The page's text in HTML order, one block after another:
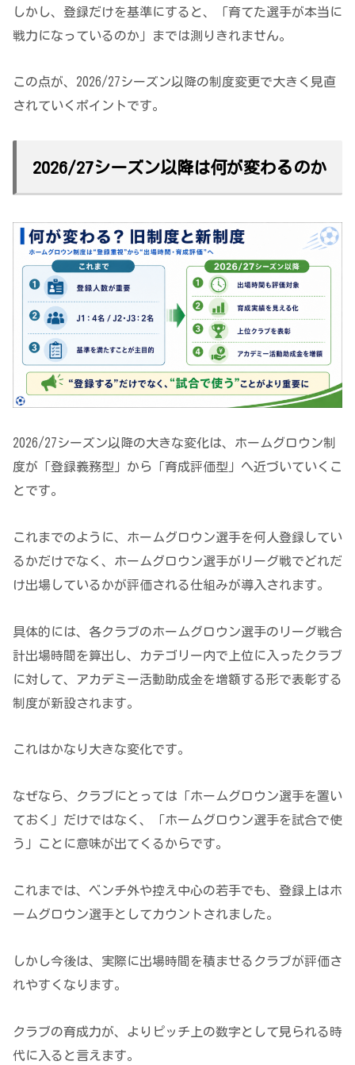
しかし、登録だけを基準にすると、「育てた選手が本当に
戦力になっているのか」までは測りきれません。
この点が、2026/27シーズン以降の制度変更で大きく見直
されていくポイントです。
2026/27シーズン以降は何が変わるのか
2026/27シーズン以降の大きな変化は、ホームグロウン制
度が「登録義務型」から「育成評価型」へ近づいていくこ
とです。
これまでのように、ホームグロウン選手を何人登録してい
るかだけでなく、ホームグロウン選手がリーグ戦でどれだ
け出場しているかが評価される仕組みが導入されます。
具体的には、各クラブのホームグロウン選手のリーグ戦合
計出場時間を算出し、カテゴリー内で上位に入ったクラブ
に対して、アカデミー活動助成金を増額する形で表彰する
制度が新設されます。
これはかなり大きな変化です。
なぜなら、クラブにとっては「ホームグロウン選手を置い
ておく」だけではなく、「ホームグロウン選手を試合で使
う」ことに意味が出てくるからです。
これまでは、ベンチ外や控え中心の若手でも、登録上はホ
ームグロウン選手としてカウントされました。
しかし今後は、実際に出場時間を積ませるクラブが評価さ
れやすくなります。
クラブの育成力が、よりピッチ上の数字として見られる時
代に入ると言えます。